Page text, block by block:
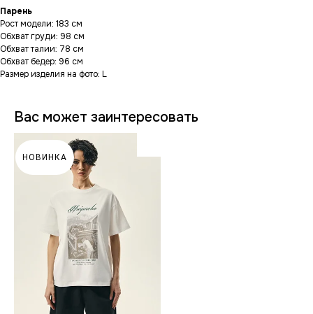
Парень
Рост модели: 183 см
Обхват груди: 98 см
Обхват талии: 78 см
Обхват бедер: 96 см
Размер изделия на фото: L
Вас может заинтересовать
НОВИНКА